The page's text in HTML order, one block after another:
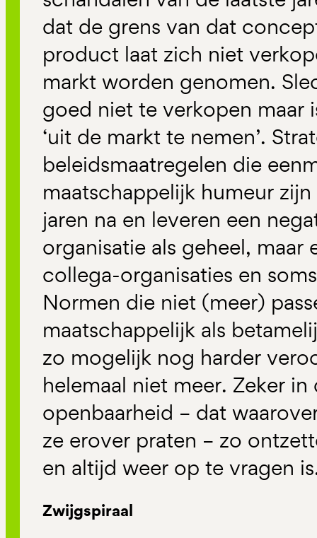
dat de grens van dat
product laat zich niet
markt worden genomen.
goed niet te verkopen maar
‘uit de markt te nemen’.
beleidsmaatregelen die
maatschappelijk humeur
jaren na en leveren een
organisatie als geheel,
collega-organisaties en
Normen die niet (meer)
maatschappelijk als
zo mogelijk nog harder
helemaal niet meer. Zeker
openbaarheid – dat
ze erover praten – zo
en altijd weer op te vragen
Zwijgspiraal